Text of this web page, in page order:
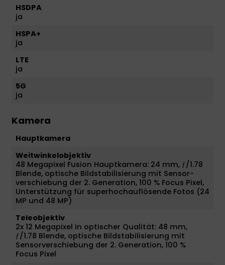
HSDPA
ja
HSPA+
ja
LTE
ja
5G
ja
Kamera
Hauptkamera
Weitwinkelobjektiv
48 Megapixel Fusion Haupt­kamera: 24 mm, ƒ/1.78
Blende, optische Bild­stabilisierung mit Sensor­
verschiebung der 2. Gene­ra­tion, 100 % Focus Pixel,
Unter­stüt­zung für super­hoch­auflösende Fotos (24
MP und 48 MP)
Teleobjektiv
2x 12 Megapixel in optischer Qualität: 48 mm,
ƒ/1.78 Blende, optische Bild­stabilisierung mit
Sensor­verschiebung der 2. Gene­ra­tion, 100 %
Focus Pixel